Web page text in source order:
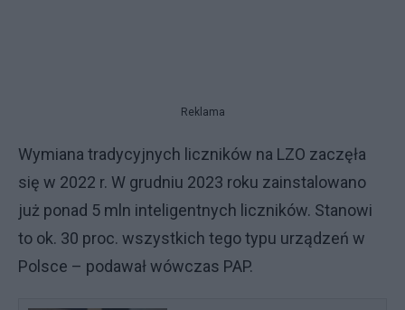
Reklama
Wymiana tradycyjnych liczników na LZO zaczęła
się w 2022 r. W grudniu 2023 roku zainstalowano
już ponad 5 mln inteligentnych liczników. Stanowi
to ok. 30 proc. wszystkich tego typu urządzeń w
Polsce – podawał wówczas PAP.